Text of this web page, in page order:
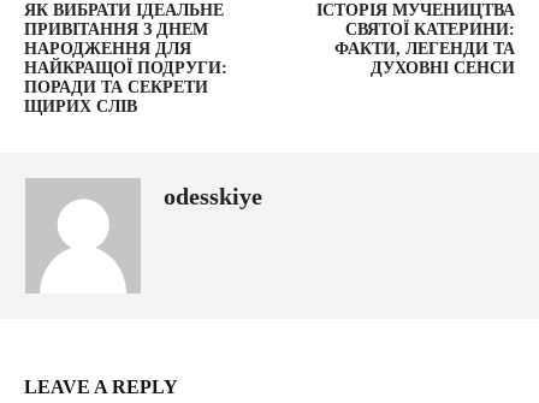
ЯК ВИБРАТИ ІДЕАЛЬНЕ
ПРИВІТАННЯ З ДНЕМ
НАРОДЖЕННЯ ДЛЯ
НАЙКРАЩОЇ ПОДРУГИ:
ПОРАДИ ТА СЕКРЕТИ
ЩИРИХ СЛІВ
ІСТОРІЯ МУЧЕНИЦТВА
СВЯТОЇ КАТЕРИНИ:
ФАКТИ, ЛЕГЕНДИ ТА
ДУХОВНІ СЕНСИ
odesskiye
LEAVE A REPLY